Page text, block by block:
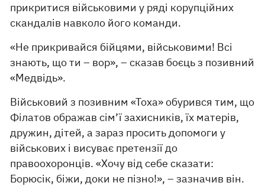
прикритися військовими у ряді корупційних
скандалів навколо його команди.
«Не прикривайся бійцями, військовими! Всі
знають, що ти – вор», – сказав боєць з позивний
«Медвідь».
Військовий з позивним «Тоха» обурився тим, що
Філатов ображав сім’ї захисників, їх матерів,
дружин, дітей, а зараз просить допомоги у
військових і висуває претензії до
правоохоронців. «Хочу від себе сказати:
Борюсік, біжи, доки не пізно!», – зазначив він.